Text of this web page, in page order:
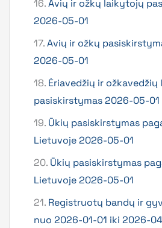
16.Avių ir ožkų laikytojų
2026-05-01
17.Avių ir ožkų
2026-05-01
18. Ėriavedžių ir
pasiskirstymas 2026-05-01
19. Ūkių pasiskirstymas
Lietuvoje 2026-05-01
20. Ūkių pasiskirstymas
Lietuvoje 2026-05-01
21. Registruotų bandų ir
nuo 2026-01-01 iki 2026-